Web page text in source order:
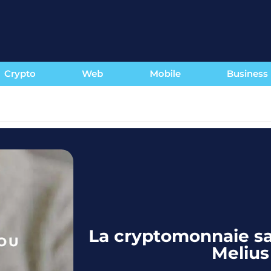
Crypto Web Mobile Business
La cryptomonnaie